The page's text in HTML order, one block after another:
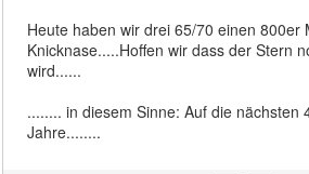
Heute haben wir drei 65/70 einen 800er
Knicknase.....Hoffen wir dass der Stern
wird......
........ in diesem Sinne: Auf die nächsten
Jahre........